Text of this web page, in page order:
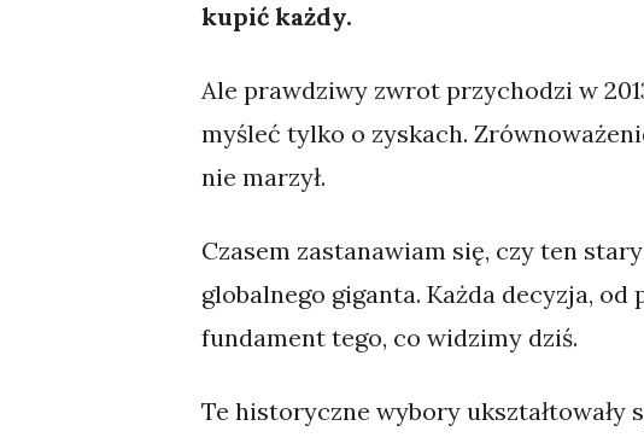
kupić każdy.
Ale prawdziwy zwrot przychodzi w
myśleć tylko o zyskach.
nie marzył.
Czasem zastanawiam się, czy ten
globalnego giganta. Każda decyzja,
fundament tego, co widzimy dziś.
Te historyczne wybory ukształtowały